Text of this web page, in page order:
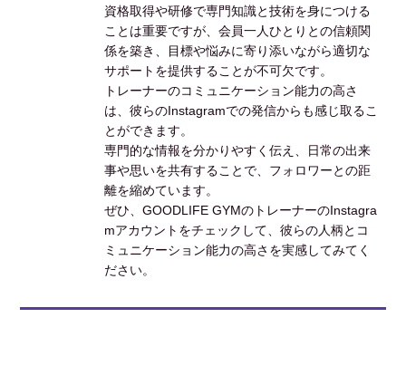
資格取得や研修で専門知識と技術を身につける
ことは重要ですが、会員一人ひとりとの信頼関
係を築き、目標や悩みに寄り添いながら適切な
サポートを提供することが不可欠です。
トレーナーのコミュニケーション能力の高さ
は、彼らのInstagramでの発信からも感じ取るこ
とができます。
専門的な情報を分かりやすく伝え、日常の出来
事や思いを共有することで、フォロワーとの距
離を縮めています。
ぜひ、GOODLIFE GYMのトレーナーのInstagra
mアカウントをチェックして、彼らの人柄とコ
ミュニケーション能力の高さを実感してみてく
ださい。